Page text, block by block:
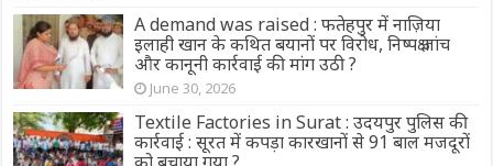
A demand was raised : फतेहपुर में नाज़िया
इलाही खान के कथित बयानों पर विरोध, निष्पक्ष जांच
और कानूनी कार्रवाई की मांग उठी ?
June 30, 2026
Textile Factories in Surat : उदयपुर पुलिस की
कार्रवाई : सूरत में कपड़ा कारखानों से 91 बाल मजदूरों